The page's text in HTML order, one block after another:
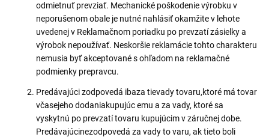
odmietnuť prevziať. Mechanické poškodenie výrobku v
neporušenom obale je nutné nahlásiť okamžite v lehote
uvedenej v Reklamačnom poriadku po prevzatí zásielky a
výrobok nepoužívať. Neskoršie reklamácie tohto charakteru
nemusia byť akceptované s ohľadom na reklamačné
podmienky prepravcu.
Predávajúci zodpovedá ibaza tievady tovaru,ktoré má tovar
včasejeho dodaniakupujúc emu a za vady, ktoré sa
vyskytnú po prevzatí tovaru kupujúcim v záručnej dobe.
Predávajúcinezodpovedá za vady to varu, ak tieto boli